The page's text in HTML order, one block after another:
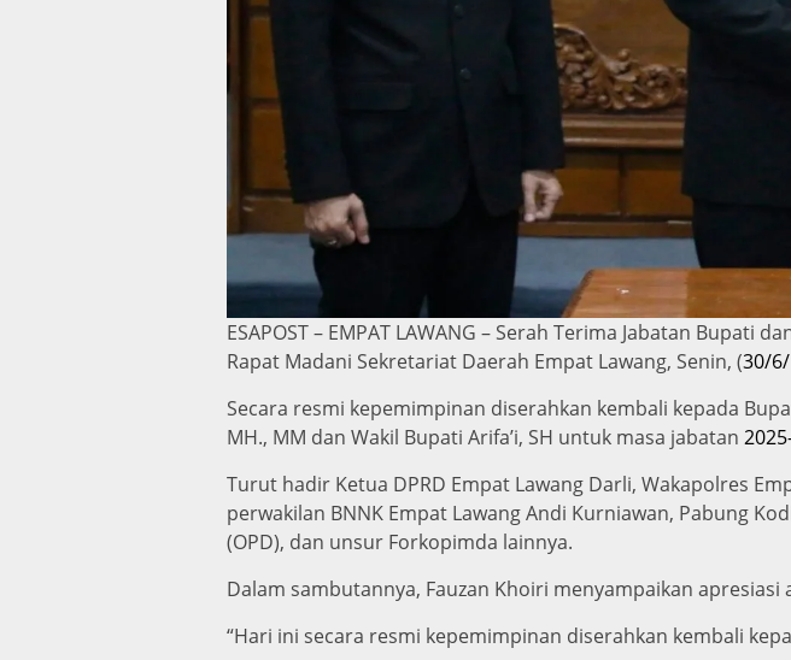
ESAPOST – EMPAT LAWANG – Serah Terima Jabatan Bupati
Rapat Madani Sekretariat Daerah Empat Lawang, Senin, (30/
Secara resmi kepemimpinan diserahkan kembali kepada
MH., MM dan Wakil Bupati Arifa’i, SH untuk masa jabatan
Turut hadir Ketua DPRD Empat Lawang Darli, Wakapolres
perwakilan BNNK Empat Lawang Andi Kurniawan, Pabung
(OPD), dan unsur Forkopimda lainnya.
Dalam sambutannya, Fauzan Khoiri menyampaikan
“Hari ini secara resmi kepemimpinan diserahkan kembali